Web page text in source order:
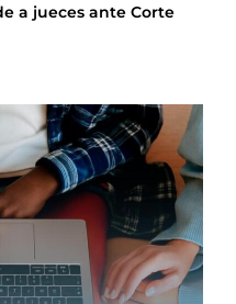
a jueces ante Corte